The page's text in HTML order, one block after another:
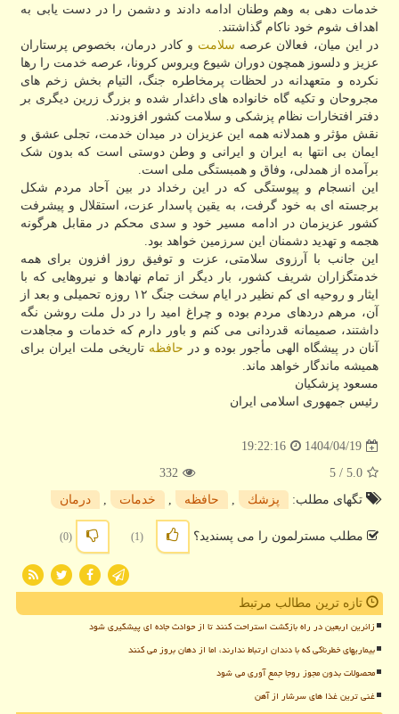
خدمات دهی به وهم وطنان ادامه دادند و دشمن را در دست یابی به
اهداف شوم خود ناکام گذاشتند.
در این میان، فعالان عرصه سلامت و کادر درمان، بخصوص پرستاران
عزیز و دلسوز همچون دوران شیوع ویروس کرونا، عرصه خدمت را رها
نکرده و متعهدانه در لحظات پرمخاطره جنگ، التیام بخش زخم های
مجروحان و تکیه گاه خانواده های داغدار شده و بزرگ زرین دیگری بر
دفتر افتخارات نظام پزشکی و سلامت کشور افزودند.
نقش مؤثر و همدلانه همه این عزیزان در میدان خدمت، تجلی عشق و
ایمان بی انتها به ایران و ایرانی و وطن دوستی است که بدون شک
برآمده از همدلی، وفاق و همبستگی ملی است.
این انسجام و پیوستگی که در این رخداد در بین آحاد مردم شکل
برجسته ای به خود گرفت، به یقین پاسدار عزت، استقلال و پیشرفت
کشور عزیزمان در ادامه مسیر خود و سدی محکم در مقابل هرگونه
هجمه و تهدید دشمنان این سرزمین خواهد بود.
این جانب با آرزوی سلامتی، عزت و توفیق روز افزون برای همه
خدمتگزاران شریف کشور، بار دیگر از تمام نهادها و نیروهایی که با
ایثار و روحیه ای کم نظیر در ایام سخت جنگ ۱۲ روزه تحمیلی و بعد از
آن، مرهم دردهای مردم بوده و چراغ امید را در دل ملت روشن نگه
داشتند، صمیمانه قدردانی می کنم و باور دارم که خدمات و مجاهدت
آنان در پیشگاه الهی مأجور بوده و در حافظه تاریخی ملت ایران برای
همیشه ماندگار خواهد ماند.
مسعود پزشکیان
رئیس جمهوری اسلامی ایران
1404/04/19
19:22:16
5.0
/ 5
332
تگهای مطلب:
پزشك , حافظه , خدمات , درمان
مطلب مسترلمون را می پسندید؟ (1)
(0)
تازه ترین مطالب مرتبط
زائرین اربعین در راه بازگشت استراحت کنند تا از حوادث جاده ای پیشگیری شود
بیماریهای خطرناکی که با دندان ارتباط ندارند، اما از دهان بروز می کنند
محصولات بدون مجوز روجا جمع آوری می شود
غنی ترین غذا های سرشار از آهن